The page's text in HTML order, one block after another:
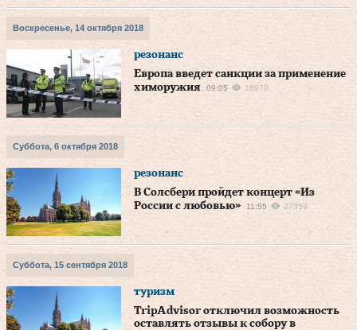
Воскресенье, 14 октября 2018
резонанс
Европа введет санкции за применение
химоружия
09:05 18970
Суббота, 6 октября 2018
резонанс
В Солсбери пройдет концерт «Из
России с любовью»
11:55 27359
Суббота, 15 сентября 2018
туризм
TripAdvisor отключил возможность
оставлять отзывы к собору в